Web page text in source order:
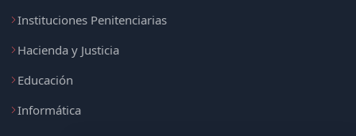
Instituciones Penitenciarias
Hacienda y Justicia
Educación
Informática